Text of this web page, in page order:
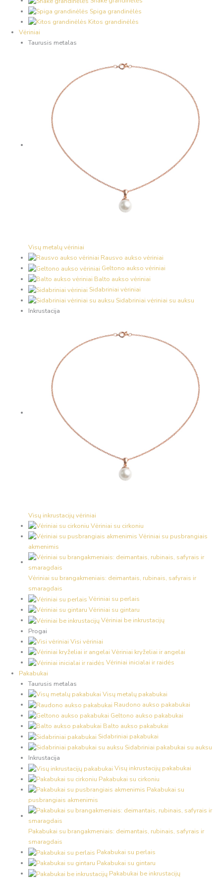
Spiga grandinėlės
Kitos grandinėlės
Vėriniai
Taurusis metalas
Visų metalų vėriniai
Rausvo aukso vėriniai
Geltono aukso vėriniai
Balto aukso vėriniai
Sidabriniai vėriniai
Sidabriniai vėriniai su auksu
Inkrustacija
Visų inkrustacijų vėriniai
Vėriniai su cirkoniu
Vėriniai su pusbrangiais
akmenimis
Vėriniai su brangakmeniais: deimantais, rubinais, safyrais ir
smaragdais
Vėriniai su perlais
Vėriniai su gintaru
Vėriniai be inkrustacijų
Progai
Visi vėriniai
Vėriniai kryželiai ir angelai
Vėriniai inicialai ir raidės
Pakabukai
Taurusis metalas
Visų metalų pakabukai
Raudono aukso pakabukai
Geltono aukso pakabukai
Balto aukso pakabukai
Sidabriniai pakabukai
Sidabriniai pakabukai su auksu
Inkrustacija
Visų inkrustacijų pakabukai
Pakabukai su cirkoniu
Pakabukai su
pusbrangiais akmenimis
Pakabukai su brangakmeniais: deimantais, rubinais, safyrais ir
smaragdais
Pakabukai su perlais
Pakabukai su gintaru
Pakabukai be inkrustacijų